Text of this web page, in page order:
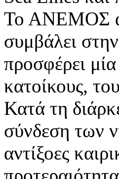
Το ΑΝΕΜΟΣ
συμβάλει
προσφέρει
κατοίκους,
Κατά τη
σύνδεση των
αντίξοες